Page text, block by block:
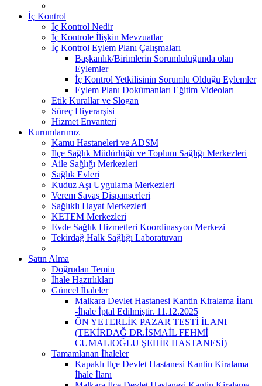
İç Kontrol
İç Kontrol Nedir
İç Kontrole İlişkin Mevzuatlar
İç Kontrol Eylem Planı Çalışmaları
Başkanlık/Birimlerin Sorumluluğunda olan
Eylemler
İç Kontrol Yetkilisinin Sorumlu Olduğu Eylemler
Eylem Planı Dokümanları Eğitim Videoları
Etik Kurallar ve Slogan
Süreç Hiyerarşisi
Hizmet Envanteri
Kurumlarımız
Kamu Hastaneleri ve ADSM
İlçe Sağlık Müdürlüğü ve Toplum Sağlığı Merkezleri
Aile Sağlığı Merkezleri
Sağlık Evleri
Kuduz Aşı Uygulama Merkezleri
Verem Savaş Dispanserleri
Sağlıklı Hayat Merkezleri
KETEM Merkezleri
Evde Sağlık Hizmetleri Koordinasyon Merkezi
Tekirdağ Halk Sağlığı Laboratuvarı
Satın Alma
Doğrudan Temin
İhale Hazırlıkları
Güncel İhaleler
Malkara Devlet Hastanesi Kantin Kiralama İlanı
-İhale İptal Edilmiştir. 11.12.2025
ÖN YETERLİK PAZAR TESTİ İLANI
(TEKİRDAĞ DR.İSMAİL FEHMİ
CUMALIOĞLU ŞEHİR HASTANESİ)
Tamamlanan İhaleler
Kapaklı İlçe Devlet Hastanesi Kantin Kiralama
İhale İlanı